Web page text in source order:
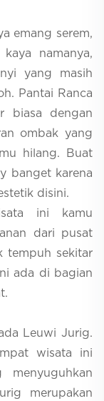
emang serem,
namanya,
yang masih
Pantai Ranca
biasa dengan
ombak yang
hilang. Buat
banget karena
disini.
ini kamu
dari pusat
tempuh sekitar
ada di bagian
Leuwi Jurig.
wisata ini
merupakan